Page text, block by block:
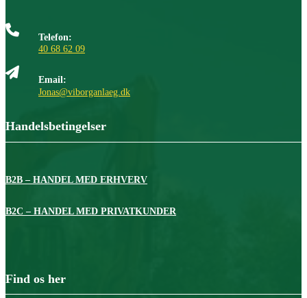
Telefon:
40 68 62 09
Email:
Jonas@viborganlaeg.dk
Handelsbetingelser
B2B – HANDEL MED ERHVERV
B2C – HANDEL MED PRIVATKUNDER
Find os her